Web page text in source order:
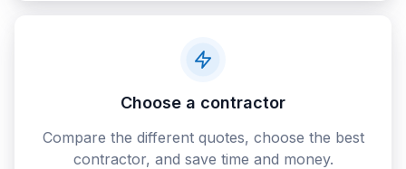
Choose a contractor
Compare the different quotes, choose the best
contractor, and save time and money.